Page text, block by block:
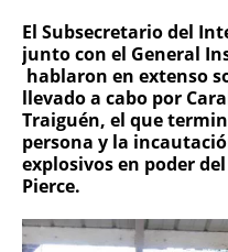
El Subsecretario del
junto con el General
hablaron en extenso
llevado a cabo por
Traiguén, el que
persona y la
explosivos en poder
Pierce.